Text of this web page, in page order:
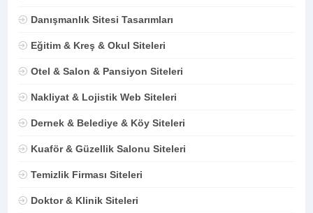
Danışmanlık Sitesi Tasarımları
Eğitim & Kreş & Okul Siteleri
Otel & Salon & Pansiyon Siteleri
Nakliyat & Lojistik Web Siteleri
Dernek & Belediye & Köy Siteleri
Kuaför & Güzellik Salonu Siteleri
Temizlik Firması Siteleri
Doktor & Klinik Siteleri